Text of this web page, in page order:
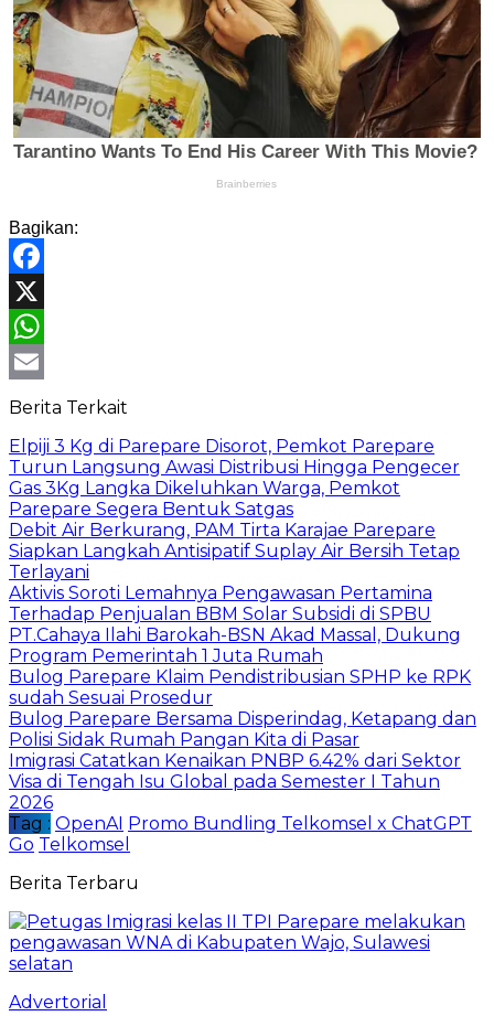
Bagikan:
Facebook
X
WhatsApp
Email
Berita Terkait
Elpiji 3 Kg di Parepare Disorot, Pemkot Parepare
Turun Langsung Awasi Distribusi Hingga Pengecer
Gas 3Kg Langka Dikeluhkan Warga, Pemkot
Parepare Segera Bentuk Satgas
Debit Air Berkurang, PAM Tirta Karajae Parepare
Siapkan Langkah Antisipatif Suplay Air Bersih Tetap
Terlayani
Aktivis Soroti Lemahnya Pengawasan Pertamina
Terhadap Penjualan BBM Solar Subsidi di SPBU
PT.Cahaya Ilahi Barokah-BSN Akad Massal, Dukung
Program Pemerintah 1 Juta Rumah
Bulog Parepare Klaim Pendistribusian SPHP ke RPK
sudah Sesuai Prosedur
Bulog Parepare Bersama Disperindag, Ketapang dan
Polisi Sidak Rumah Pangan Kita di Pasar
Imigrasi Catatkan Kenaikan PNBP 6.42% dari Sektor
Visa di Tengah Isu Global pada Semester I Tahun
2026
Tag : OpenAI Promo Bundling Telkomsel x ChatGPT
Go Telkomsel
Berita Terbaru
Advertorial